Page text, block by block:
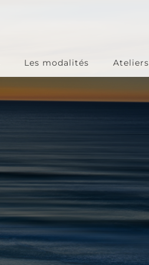
Les modalités Ateliers